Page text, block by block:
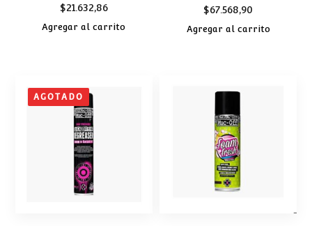
$21.632,86
Agregar al carrito
$67.568,90
Agregar al carrito
AGOTADO